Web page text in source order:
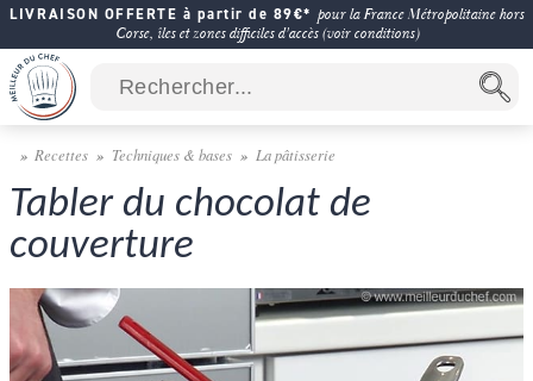
LIVRAISON OFFERTE à partir de 89€* pour la France Métropolitaine hors
Corse, îles et zones difficiles d'accès (voir conditions)
Recettes Techniques & bases La pâtisserie
Tabler du chocolat de
couverture